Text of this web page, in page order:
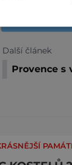
Další článek
Provence s